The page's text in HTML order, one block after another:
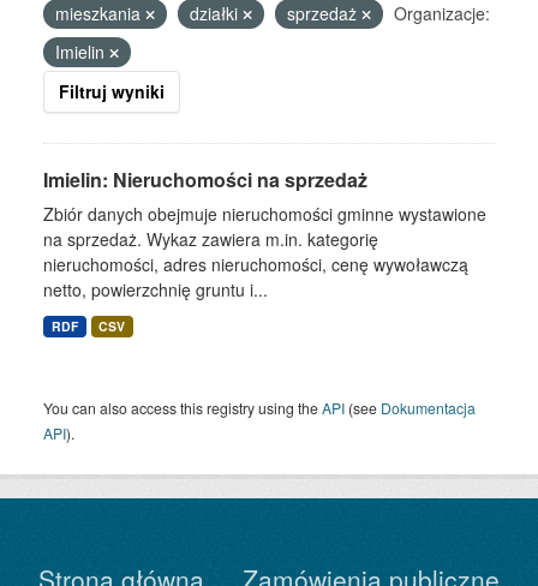
mieszkania
działki sprzedaż
Organizacje:
Imielin
Filtruj wyniki
Imielin: Nieruchomości na sprzedaż
Zbiór danych obejmuje nieruchomości gminne wystawione
na sprzedaż. Wykaz zawiera m.in. kategorię
nieruchomości, adres nieruchomości, cenę wywoławczą
netto, powierzchnię gruntu i...
RDF CSV
You can also access this registry using theAPI (see Dokumentacja
API).
Strona główna Zamówienia publiczne